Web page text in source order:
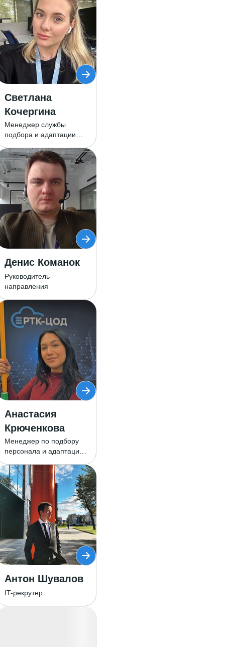
Светлана
Кочергина
Менеджер службы
подбора и адаптации
Денис Команок
Руководитель
направления
Анастасия
Крюченкова
Менеджер по подбору
персонала и адаптации
Антон Шувалов
IT-рекрутер